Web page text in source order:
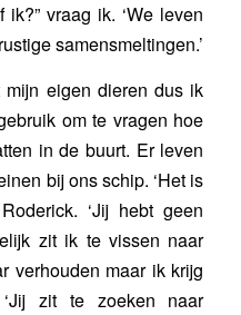
ik?” vraag ik. ‘We leven
samensmeltingen.’
eigen dieren dus ik
om te vragen hoe
in de buurt. Er leven
bij ons schip. ‘Het is
‘Jij hebt geen
zit ik te vissen naar
verhouden maar ik krijg
zit te zoeken naar